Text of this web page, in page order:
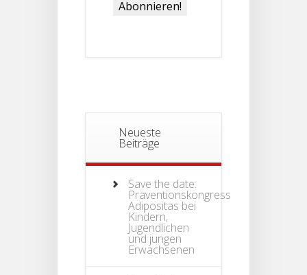
Neueste
Beiträge
Save the date:
Präventionskongress
Adipositas bei
Kindern,
Jugendlichen
und jungen
Erwachsenen